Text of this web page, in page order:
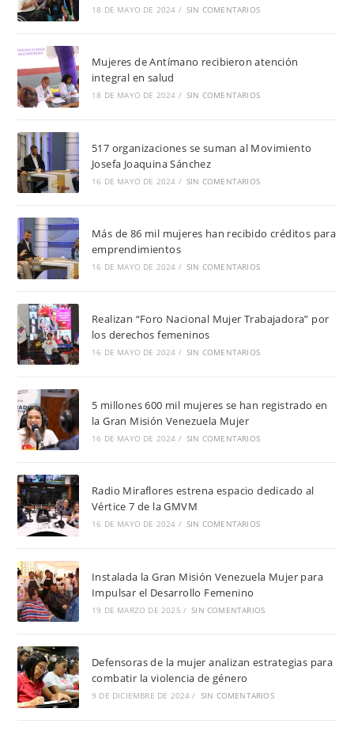
18 DE MAYO DE 2024 / SIN COMENTARIOS
Mujeres de Antímano recibieron atención
integral en salud
18 DE MAYO DE 2024 / SIN COMENTARIOS
517 organizaciones se suman al Movimiento
Josefa Joaquina Sánchez
16 DE MAYO DE 2024 / SIN COMENTARIOS
Más de 86 mil mujeres han recibido créditos para
emprendimientos
16 DE MAYO DE 2024 / SIN COMENTARIOS
Realizan “Foro Nacional Mujer Trabajadora” por
los derechos femeninos
16 DE MAYO DE 2024 / SIN COMENTARIOS
5 millones 600 mil mujeres se han registrado en
la Gran Misión Venezuela Mujer
16 DE MAYO DE 2024 / SIN COMENTARIOS
Radio Miraflores estrena espacio dedicado al
Vértice 7 de la GMVM
16 DE MAYO DE 2024 / SIN COMENTARIOS
Instalada la Gran Misión Venezuela Mujer para
Impulsar el Desarrollo Femenino
19 DE MARZO DE 2025 / SIN COMENTARIOS
Defensoras de la mujer analizan estrategias para
combatir la violencia de género
9 DE DICIEMBRE DE 2024 / SIN COMENTARIOS